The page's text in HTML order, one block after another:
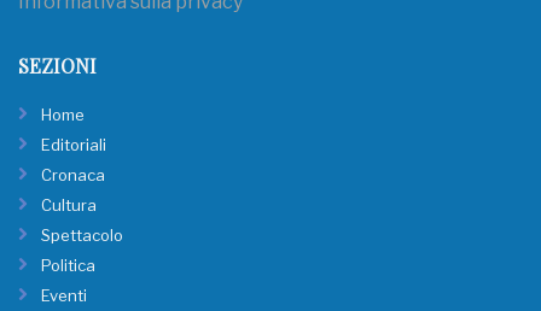
SEZIONI
Home
Editoriali
Cronaca
Cultura
Spettacolo
Politica
Eventi